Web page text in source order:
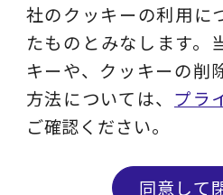
動画ライブラリ
採用サイト
プライバシー
ソーシャルメディア
社のクッキーの利用に
たものとみなします。
キーや、クッキーの削
方法については、 プラ
ご確認ください。
同意して